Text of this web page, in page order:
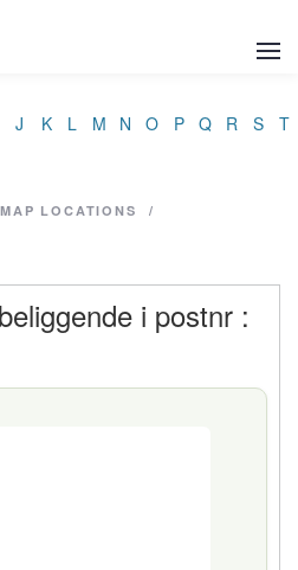
J K L M N O P Q R S
T
MAP LOCATIONS
/
i postnr :